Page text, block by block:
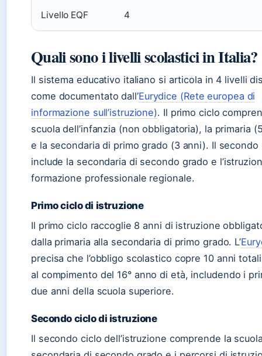
Livello EQF 4
Quali sono i livelli scolastici in Italia?
Il sistema educativo italiano si articola in 4 livelli
come documentato dall’Eurydice (Rete europea di
informazione sull’istruzione). Il primo ciclo
scuola dell’infanzia (non obbligatoria), la primaria
e la secondaria di primo grado (3 anni). Il secondo
include la secondaria di secondo grado e
formazione professionale regionale.
Primo ciclo di istruzione
Il primo ciclo raccoglie 8 anni di istruzione
dalla primaria alla secondaria di primo grado. L’
precisa che l’obbligo scolastico copre 10 anni
al compimento del 16° anno di età, includendo i
due anni della scuola superiore.
Secondo ciclo di istruzione
Il secondo ciclo dell’istruzione comprende la